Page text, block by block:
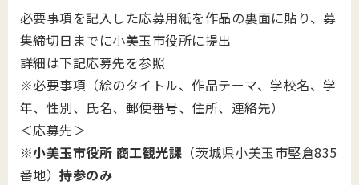
必要事項を記入した応募用紙を作品の裏面に貼り、募
集締切日までに小美玉市役所に提出
詳細は下記応募先を参照
※必要事項（絵のタイトル、作品テーマ、学校名、学
年、性別、氏名、郵便番号、住所、連絡先）
＜応募先＞
※小美玉市役所 商工観光課 （茨城県小美玉市堅倉835
番地）持参のみ